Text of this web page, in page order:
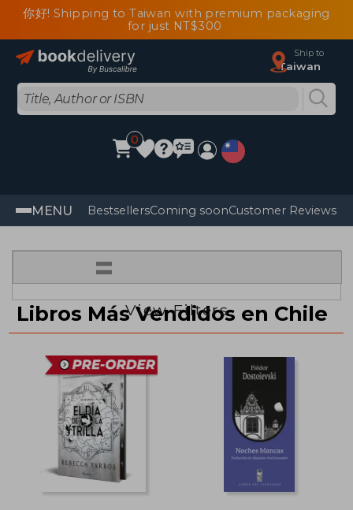
你好! Shipping to Taiwan with premium packaging
for just NT$300
Ship to
Taiwan
0
MENU BestsellersComing soonCustomer Reviews
=
View Filters
Libros Más Vendidos en Chile